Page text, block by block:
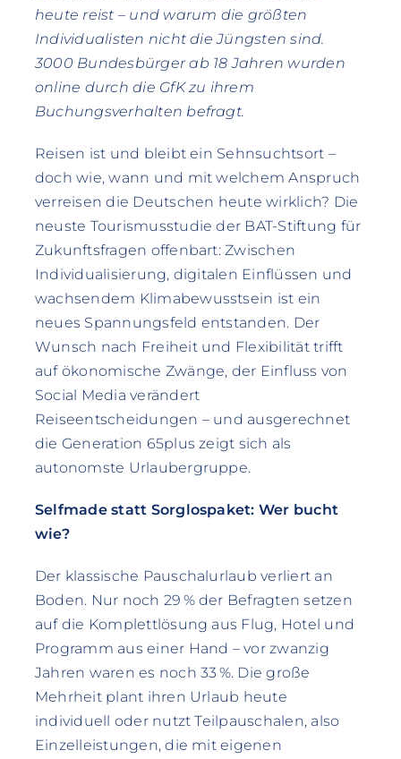
heute reist – und warum die größten
Individualisten nicht die Jüngsten sind.
3000 Bundesbürger ab 18 Jahren wurden
online durch die GfK zu ihrem
Buchungsverhalten befragt.
Reisen ist und bleibt ein Sehnsuchtsort –
doch wie, wann und mit welchem Anspruch
verreisen die Deutschen heute wirklich? Die
neuste Tourismusstudie der BAT-Stiftung für
Zukunftsfragen offenbart: Zwischen
Individualisierung, digitalen Einflüssen und
wachsendem Klimabewusstsein ist ein
neues Spannungsfeld entstanden. Der
Wunsch nach Freiheit und Flexibilität trifft
auf ökonomische Zwänge, der Einfluss von
Social Media verändert
Reiseentscheidungen – und ausgerechnet
die Generation 65plus zeigt sich als
autonomste Urlaubergruppe.
Selfmade statt Sorglospaket: Wer bucht
wie?
Der klassische Pauschalurlaub verliert an
Boden. Nur noch 29 % der Befragten setzen
auf die Komplettlösung aus Flug, Hotel und
Programm aus einer Hand – vor zwanzig
Jahren waren es noch 33 %. Die große
Mehrheit plant ihren Urlaub heute
individuell oder nutzt Teilpauschalen, also
Einzelleistungen, die mit eigenen